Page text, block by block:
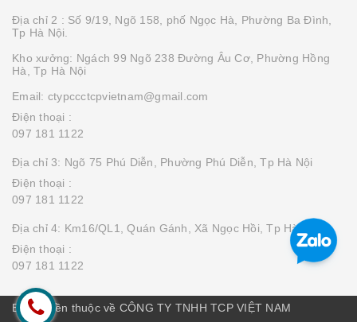
Địa chỉ 2 : Số 9/19, Ngõ 158, phố Ngọc Hà, Phường Ba Đình,
Tp Hà Nội.
Kho xưởng: Ngách 99 Ngõ 238 Đường Âu Cơ, Phường Hồng
Hà, Tp Hà Nội
Email: ctypccctcpvietnam@gmail.com
Điện thoại :
097 181 1122
Địa chỉ 3: Ngõ 75 Phú Diễn, Phường Phú Diễn, Tp Hà Nội
Điện thoại :
097 181 1122
Địa chỉ 4: Km16/QL1, Quán Gánh, Xã Ngọc Hồi, Tp Hà Nội
Điện thoại :
097 181 1122
Bản quyền thuộc về CÔNG TY TNHH TCP VIỆT NAM